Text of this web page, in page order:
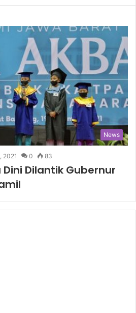
News
2021 0 83
Dini Dilantik Gubernur